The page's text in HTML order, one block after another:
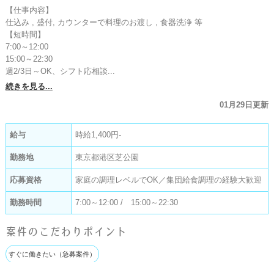
【仕事内容】
仕込み , 盛付, カウンターで料理のお渡し , 食器洗浄 等
【短時間】
7:00～12:00
15:00～22:30
週2/3日～OK、シフト応相談...
続きを見る...
01月29日更新
給与 時給1,400円-
勤務地 東京都港区芝公園
応募資格 家庭の調理レベルでOK／集団給食調理の経験大歓迎
勤務時間 7:00～12:00 / 15:00～22:30
案件のこだわりポイント
すぐに働きたい（急募案件）